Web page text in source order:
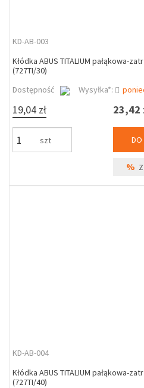
KD-AB-003
Kłódka ABUS TITALIUM pałąkowa-
(727TI/30)
Dostępność
Wysyłka*:
19,04 zł
szt
23,42
%
KD-AB-004
Kłódka ABUS TITALIUM pałąkowa-
(727TI/40)